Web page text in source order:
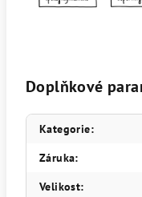
Doplňkové
Kategorie:
Záruka:
Velikost: